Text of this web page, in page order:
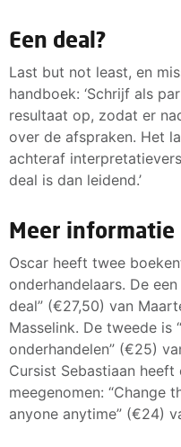
Een deal?
Last but not least, en
handboek: ‘Schrijf als
resultaat op, zodat er
over de afspraken. Het
achteraf
deal is dan leidend.’
Meer informatie
Oscar heeft twee
onderhandelaars. De
deal” (€27,50) van
Masselink. De tweede is
onderhandelen” (€25)
Cursist Sebastiaan
meegenomen: “Change
anyone anytime” (€24)